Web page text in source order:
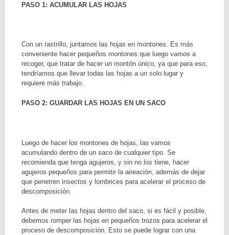
PASO 1: ACUMULAR LAS HOJAS
Con un rastrillo, juntamos las hojas en montones. Es más
conveniente hacer pequeños montones que luego vamos a
recoger, que tratar de hacer un montón único, ya que para eso,
tendríamos que llevar todas las hojas a un solo lugar y
requiere más trabajo.
PASO 2: GUARDAR LAS HOJAS EN UN SACO
Luego de hacer los montones de hojas, las vamos
acumulando dentro de un saco de cualquier tipo. Se
recomienda que tenga agujeros, y sin no los tiene, hacer
agujeros pequeños para permitir la aireación, además de dejar
que penetren insectos y lombrices para acelerar el proceso de
descomposición.
Antes de meter las hojas dentro del saco, si es fácil y posible,
debemos romper las hojas en pequeños trozos para acelerar el
proceso de descomposición. Esto se puede lograr con una